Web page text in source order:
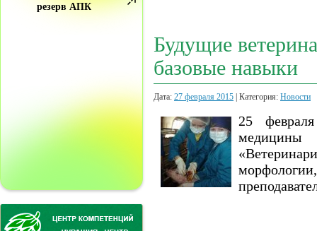
резерв АПК
Будущие
базовые навыки
Дата: 27 февраля 2015 | Категория: Новости
25